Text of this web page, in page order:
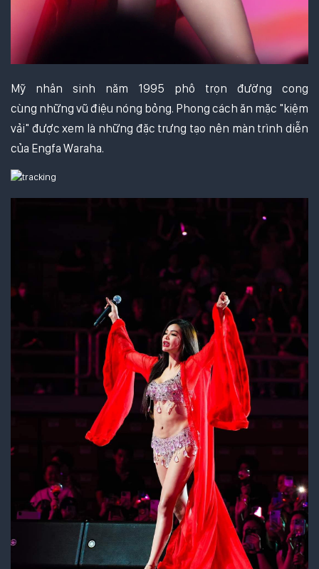
Mỹ nhân sinh năm 1995 phô trọn đường cong
cùng những vũ điệu nóng bỏng. Phong cách ăn mặc "kiệm
vải" được xem là những đặc trưng tạo nên màn trình diễn
của Engfa Waraha.